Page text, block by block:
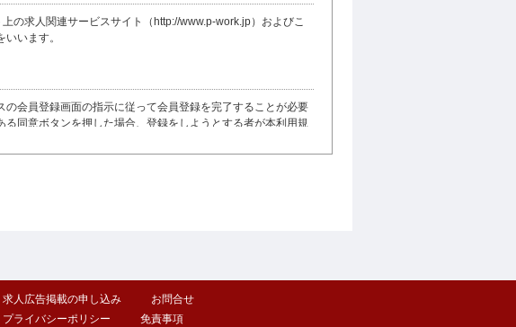
の求人関連サービスサイト（http://www.p-work.jp）およびこ
います。
会員登録画面の指示に従って会員登録を完了することが必要
同意ボタンを押した場合、登録をしようとする者が本利用規
求人広告掲載の申し込み
お問合せ
プライバシーポリシー 免責事項